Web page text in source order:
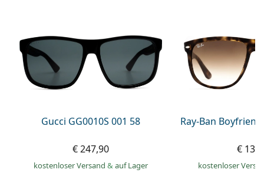
Gucci GG0010S 001 58
€ 247,90
kostenloser Versand& auf Lager
Ray-Ban
€
kostenloser